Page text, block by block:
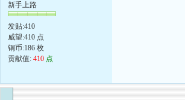
新手上路
发贴:410
威望:410 点
铜币:186 枚
贡献值: 410 点